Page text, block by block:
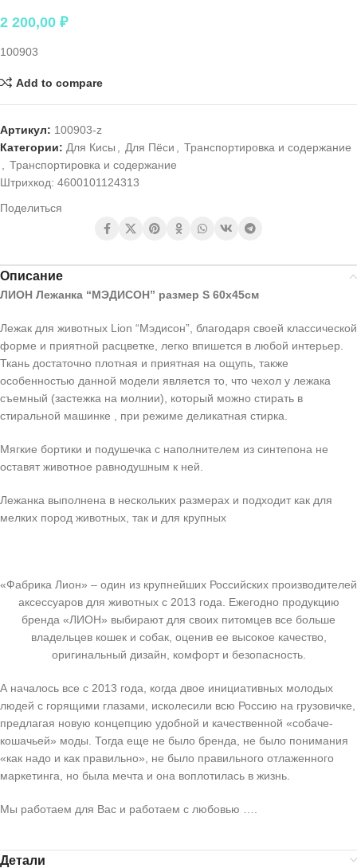
2 200,00 ₽
100903
Add to compare
Артикул: 100903-z
Категории: Для Кисы Для Пёси
Транспортировка и содержание
Транспортировка и содержание
Штрихкод: 4600101124313
Поделиться
Описание
ЛИОН Лежанка “МЭДИСОН” размер S 60х45см
Лежак для животных Lion “Мэдисон”, благодаря своей классической
форме и приятной расцветке, легко впишется в любой интерьер.
Ткань достаточно плотная и приятная на ощупь, также
особенностью данной модели является то, что чехол у лежака
съемный (застежка на молнии), который можно стирать в
стиральной машинке , при режиме деликатная стирка.
Мягкие бортики и подушечка с наполнителем из синтепона не
оставят животное равнодушным к ней.
Лежанка выполнена в нескольких размерах и подходит как для
мелких пород животных, так и для крупных
«Фабрика Лион» – один из крупнейших Российских производителей
аксессуаров для животных с 2013 года. Ежегодно продукцию
бренда «ЛИОН» выбирают для своих питомцев все больше
владельцев кошек и собак, оценив ее высокое качество,
оригинальный дизайн, комфорт и безопасность.
А началось все с 2013 года, когда двое инициативных молодых
людей с горящими глазами, исколесили всю Россию на грузовичке,
предлагая новую концепцию удобной и качественной «собаче-
кошачьей» моды. Тогда еще не было бренда, не было понимания
«как надо и как правильно», не было правильного отлаженного
маркетинга, но была мечта и она воплотилась в жизнь.
Мы работаем для Вас и работаем с любовью ….
Детали